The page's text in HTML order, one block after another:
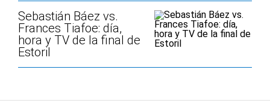
Sebastián Báez vs.
Frances Tiafoe: día,
hora y TV de la final de
Estoril